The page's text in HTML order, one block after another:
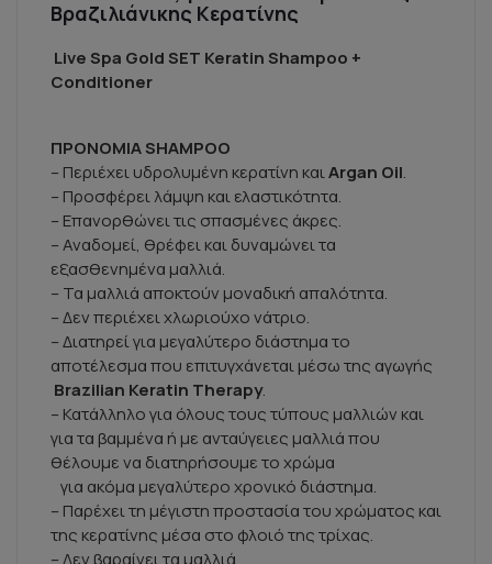
Βραζιλιάνικης Κερατίνης
Live Spa Gold SET Keratin Shampoo +
Conditioner
ΠΡΟΝΟΜΙΑSHAMPOO
– Περιέχει υδρολυμένη κερατίνη καιArgan Oil.
– Προσφέρει λάμψη και ελαστικότητα.
– Επανορθώνει τις σπασμένες άκρες.
– Αναδομεί, θρέφει και δυναμώνει τα
εξασθενημένα μαλλιά.
– Τα μαλλιά αποκτούν μοναδική απαλότητα.
– Δεν περιέχει χλωριούχο νάτριο.
– Διατηρεί για μεγαλύτερο διάστημα το
αποτέλεσμα που επιτυγχάνεται μέσω της αγωγής
Brazilian Keratin Therapy.
– Κατάλληλο για όλους τους τύπους μαλλιών και
για τα βαμμένα ή με ανταύγειες μαλλιά που
θέλουμε να διατηρήσουμε το χρώμα
για ακόμα μεγαλύτερο χρονικό διάστημα.
– Παρέχει τη μέγιστη προστασία του χρώματος και
της κερατίνης μέσα στο φλοιό της τρίχας.
– Δεν βαραίνει τα μαλλιά.